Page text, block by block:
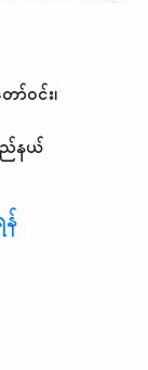
ာ်ဝင်း၊
ည်နယ်
န်